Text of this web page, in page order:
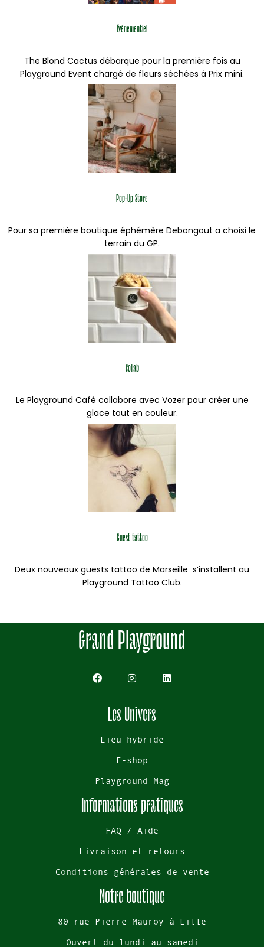
Événementiel
The Blond Cactus débarque pour la première fois au
Playground Event chargé de fleurs séchées à Prix mini.
Pop-Up Store
Pour sa première boutique éphémère Debongout a choisi le
terrain du GP.
Collab
Le Playground Café collabore avec Vozer pour créer une
glace tout en couleur.
Guest tattoo
Deux nouveaux guests tattoo de Marseille s’installent au
Playground Tattoo Club.
Grand Playground
Les Univers
Lieu hybride
E-shop
Playground Mag
Informations pratiques
FAQ / Aide
Livraison et retours
Conditions générales de vente
Notre boutique
80 rue Pierre Mauroy à Lille
Ouvert du lundi au samedi